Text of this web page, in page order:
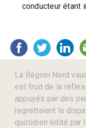
conducteur étant
La Région Nord
est fruit de la
appuyés par des
regrettaient la
quotidien édité par